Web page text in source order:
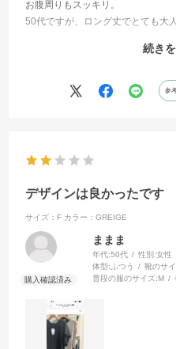
お腹周りもスッキリ。
50代ですが、ロング丈でとても大
続き
参
デザインは良かったです
サイズ：F カラー：GREIGE
ままま
年代:50代 性別:女性
体型: ふつう 靴のサ
普段の服のサイズ:M